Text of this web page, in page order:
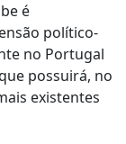
é
político-
no Portugal
possuirá, no
existentes